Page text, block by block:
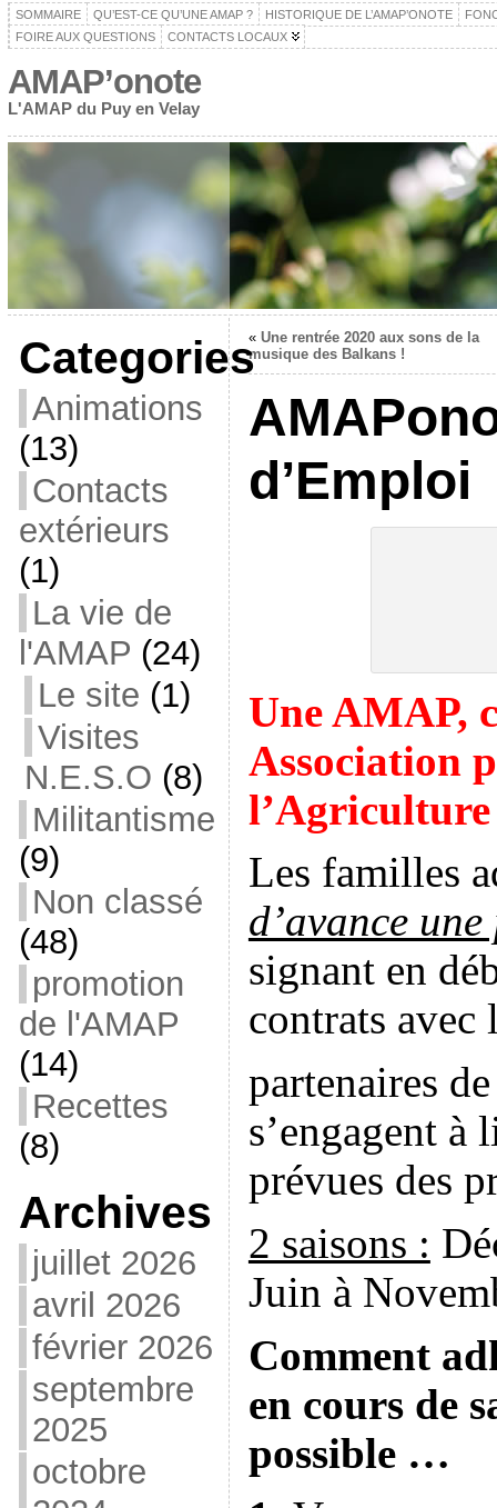
SOMMAIRE QU’EST-CE QU’UNE AMAP ? HISTORIQUE DE L’AMAP’ONOTE
FOIRE AUX QUESTIONS
CONTACTS LOCAUX
AMAP’onote
L'AMAP du Puy en Velay
Categories
Animations
(13)
Contacts
extérieurs
(1)
La vie de
l'AMAP (24)
Le site (1)
Visites
N.E.S.O (8)
Militantisme
(9)
Non classé
(48)
promotion
de l'AMAP
(14)
Recettes
(8)
Archives
juillet 2026
avril 2026
février 2026
septembre
2025
octobre
« Une rentrée 2020 aux sons de la
musique des Balkans !
d’Emploi
Une AMAP,
Association
l’Agriculture
Les familles
d’avance
signant en
contrats avec
partenaires
s’engagent à
prévues des
2 saisons :
Juin à
Comment
en cours de
possible …